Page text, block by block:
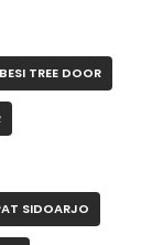
TREE DOOR
SIDOARJO